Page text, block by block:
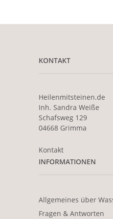
KONTAKT
Heilenmitsteinen.de
Inh. Sandra Weiße
Schafsweg 129
04668 Grimma
Kontakt
INFORMATIONEN
Allgemeines über
Fragen & Antworten